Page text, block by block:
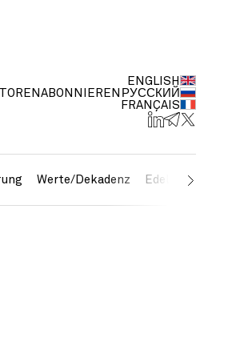
ABONNIEREN
ENGLISH
РУССКИЙ
FRANÇAIS
Werte/Dekadenz Edelmetalle